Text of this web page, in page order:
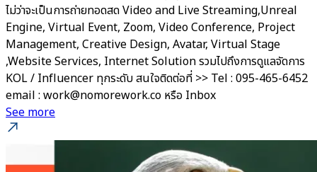
ไม่ว่าจะเป็นการถ่ายทอดสด Video and Live Streaming,Unreal
Engine, Virtual Event, Zoom, Video Conference, Project
Management, Creative Design, Avatar, Virtual Stage
,Website Services, Internet Solution รวมไปถึงการดูแลจัดการ
KOL / Influencer ทุกระดับ สนใจติดต่อที่ >> Tel : 095-465-6452
email : work@nomorework.co หรือ Inbox
See more